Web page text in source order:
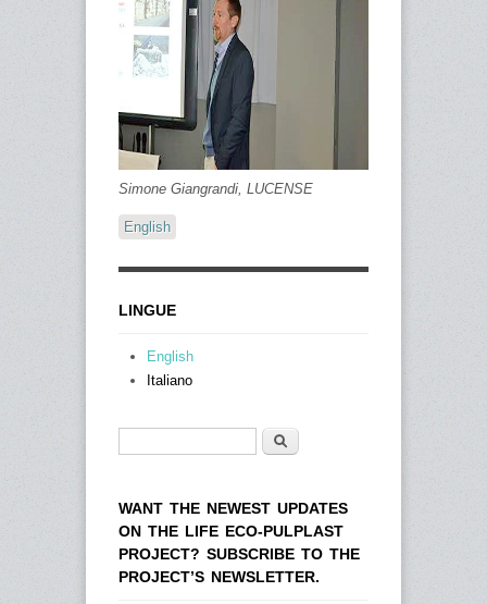
Simone Giangrandi, LUCENSE
English
LINGUE
English
Italiano
Cerca
WANT THE NEWEST UPDATES
ON THE LIFE ECO-PULPLAST
PROJECT? SUBSCRIBE TO THE
PROJECT’S NEWSLETTER.